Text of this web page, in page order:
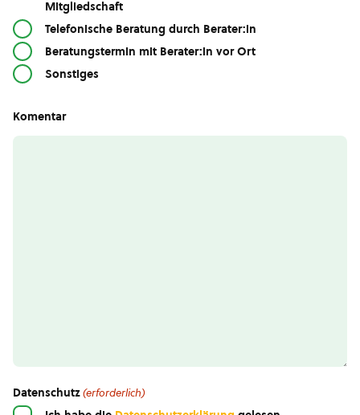
Mitgliedschaft
Telefonische Beratung durch Berater:in
Beratungstermin mit Berater:in vor Ort
Sonstiges
Komentar
Datenschutz(erforderlich)